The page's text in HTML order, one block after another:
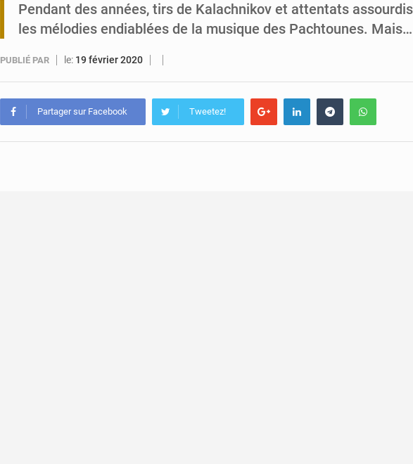
Pendant des années, tirs de Kalachnikov et attentats
les mélodies endiablées de la musique des Pachtounes. Mais…
PUBLIÉ PAR le: 19 février 2020
Partager sur Facebook Tweetez!